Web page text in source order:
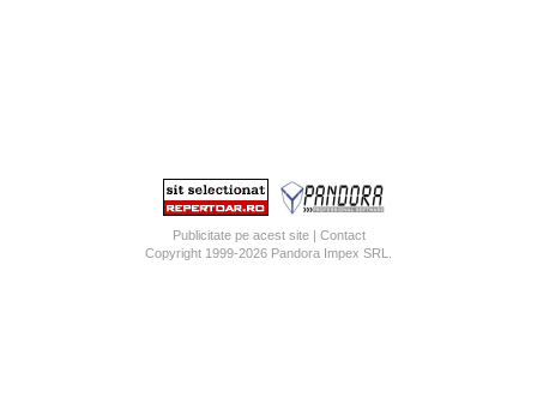
Publicitate pe acest site| Contact
Copyright 1999-2026 Pandora Impex SRL